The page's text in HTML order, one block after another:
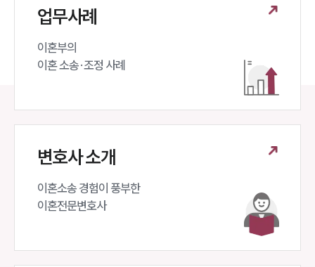
업무사례
이혼부의
이혼 소송·조정 사례
변호사 소개
이혼소송 경험이 풍부한
이혼전문변호사